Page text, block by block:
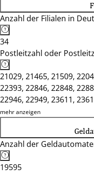
Anzahl der Filialen in
34
Postleitzahl oder
21029, 21465, 21509,
22393, 22846, 22848,
22946, 22949, 23611,
23714, 23730, 23738,
mehr anzeigen
Anzahl der
19595